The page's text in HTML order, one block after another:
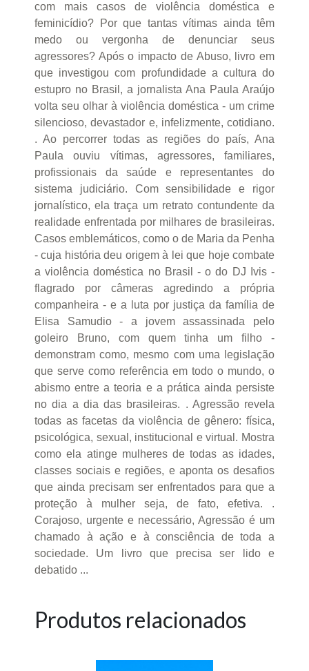
com mais casos de violência doméstica e
feminicídio? Por que tantas vítimas ainda têm
medo ou vergonha de denunciar seus
agressores? Após o impacto de Abuso, livro em
que investigou com profundidade a cultura do
estupro no Brasil, a jornalista Ana Paula Araújo
volta seu olhar à violência doméstica - um crime
silencioso, devastador e, infelizmente, cotidiano.
. Ao percorrer todas as regiões do país, Ana
Paula ouviu vítimas, agressores, familiares,
profissionais da saúde e representantes do
sistema judiciário. Com sensibilidade e rigor
jornalístico, ela traça um retrato contundente da
realidade enfrentada por milhares de brasileiras.
Casos emblemáticos, como o de Maria da Penha
- cuja história deu origem à lei que hoje combate
a violência doméstica no Brasil - o do DJ Ivis -
flagrado por câmeras agredindo a própria
companheira - e a luta por justiça da família de
Elisa Samudio - a jovem assassinada pelo
goleiro Bruno, com quem tinha um filho -
demonstram como, mesmo com uma legislação
que serve como referência em todo o mundo, o
abismo entre a teoria e a prática ainda persiste
no dia a dia das brasileiras. . Agressão revela
todas as facetas da violência de gênero: física,
psicológica, sexual, institucional e virtual. Mostra
como ela atinge mulheres de todas as idades,
classes sociais e regiões, e aponta os desafios
que ainda precisam ser enfrentados para que a
proteção à mulher seja, de fato, efetiva. .
Corajoso, urgente e necessário, Agressão é um
chamado à ação e à consciência de toda a
sociedade. Um livro que precisa ser lido e
debatido ...
Produtos relacionados